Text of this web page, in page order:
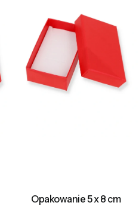
Opakowanie 5 x 8 cm